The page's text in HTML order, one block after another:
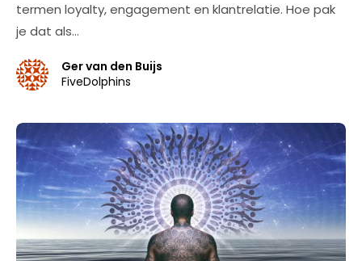
termen loyalty, engagement en klantrelatie. Hoe pak
je dat als…
Ger van den Buijs
FiveDolphins